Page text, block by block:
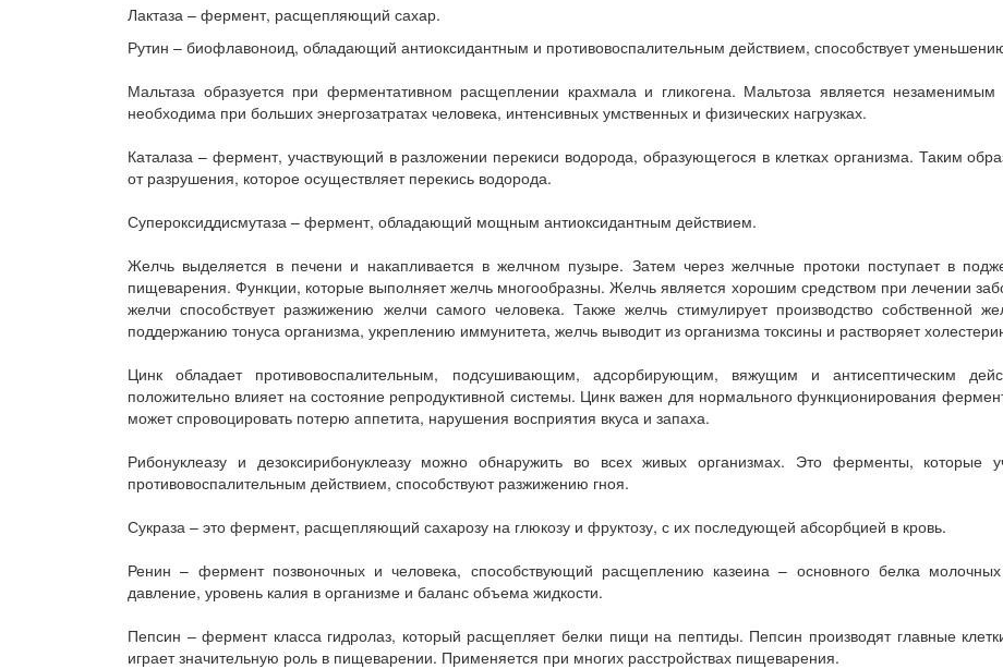
Лактаза – фермент, расщепляющий сахар.
Рутин – биофлавоноид, обладающий антиоксидантным и противовоспалительным действием, способствует
Мальтаза образуется при ферментативном расщеплении крахмала и гликогена. Мальтоза является
необходима при больших энергозатратах человека, интенсивных умственных и физических нагрузках.
Каталаза – фермент, участвующий в разложении перекиси водорода, образующегося в клетках организма. Таким
от разрушения, которое осуществляет перекись водорода.
Супероксиддисмутаза – фермент, обладающий мощным антиоксидантным действием.
Желчь выделяется в печени и накапливается в желчном пузыре. Затем через желчные протоки поступает в
пищеварения. Функции, которые выполняет желчь многообразны. Желчь является хорошим средством при лечении
желчи способствует разжижению желчи самого человека. Также желчь стимулирует производство собственной
поддержанию тонуса организма, укреплению иммунитета, желчь выводит из организма токсины и растворяет
Цинк обладает противовоспалительным, подсушивающим, адсорбирующим, вяжущим и антисептическим
положительно влияет на состояние репродуктивной системы. Цинк важен для нормального функционирования
может спровоцировать потерю аппетита, нарушения восприятия вкуса и запаха.
Рибонуклеазу и дезоксирибонуклеазу можно обнаружить во всех живых организмах. Это ферменты, которые
противовоспалительным действием, способствуют разжижению гноя.
Сукраза – это фермент, расщепляющий сахарозу на глюкозу и фруктозу, с их последующей абсорбцией в кровь.
Ренин – фермент позвоночных и человека, способствующий расщеплению казеина – основного белка молочных
давление, уровень калия в организме и баланс объема жидкости.
Пепсин – фермент класса гидролаз, который расщепляет белки пищи на пептиды. Пепсин производят главные
играет значительную роль в пищеварении. Применяется при многих расстройствах пищеварения.